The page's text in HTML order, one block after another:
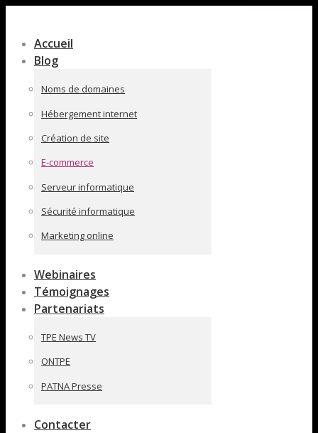
pleine
largeur
Accueil
Blog
Noms de domaines
Hébergement internet
Création de site
E-commerce
Serveur informatique
Sécurité informatique
Marketing online
Webinaires
Témoignages
Partenariats
TPE News TV
ONTPE
PATNA Presse
Contacter